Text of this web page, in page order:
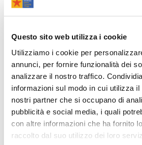
Questo sito web utilizza i cookie
Utilizziamo i cookie per
annunci, per fornire funzionalità dei
analizzare il nostro traffico.
informazioni sul modo in cui utilizza
nostri partner che si occupano di
pubblicità e social media, i quali
con altre informazioni che ha fornito
raccolto dal suo utilizzo dei loro
Baia Domizia Ponza